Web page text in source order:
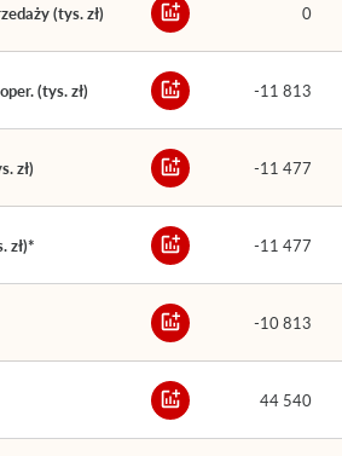
(tys. zł) 0
(tys. zł) -11 813
zł) -11 477
zł)* -11 477
-10 813
44 540